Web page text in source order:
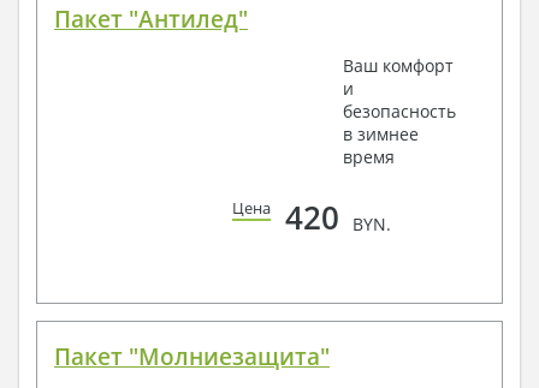
Пакет "Антилед"
Ваш комфорт
и
безопасность
в зимнее
время
Цена 420 BYN.
Пакет "Молниезащита"